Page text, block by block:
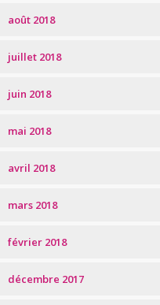
août 2018
juillet 2018
juin 2018
mai 2018
avril 2018
mars 2018
février 2018
décembre 2017